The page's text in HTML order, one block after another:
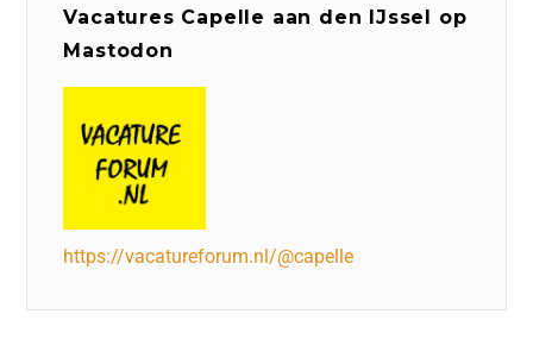
Vacatures Capelle aan den IJssel op
Mastodon
https://vacatureforum.nl/@capelle